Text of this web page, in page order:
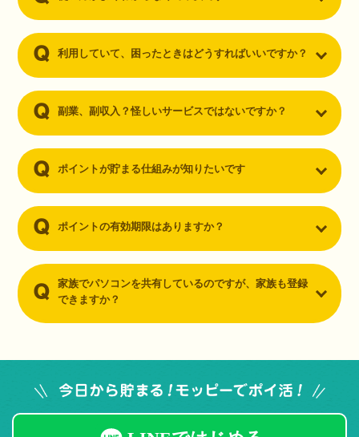
利用していて、困ったときはどうすればいいですか？
副業、副収入？怪しいサービスではないですか？
ポイントが貯まる仕組みが知りたいです
ポイントの有効期限はありますか？
家族でパソコンを共有しているのですが、家族も登録
できますか？